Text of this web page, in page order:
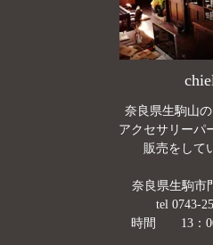
奈良県生駒山
アクセサリーパ
販売をして
奈良県生駒市
tel 0743-
時間 13：00